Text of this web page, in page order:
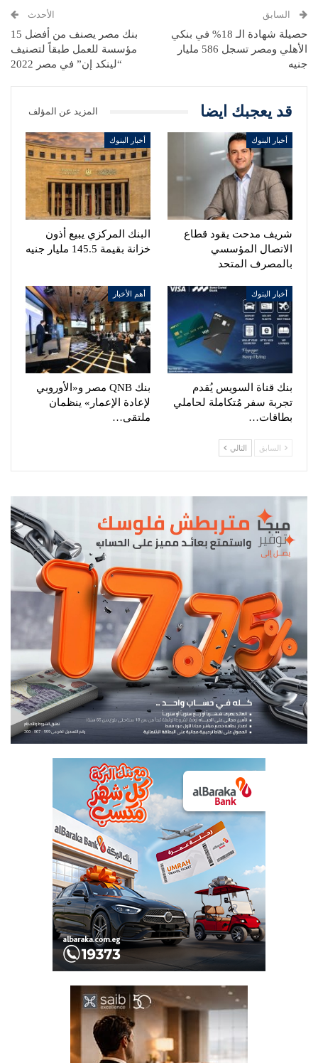
السابق
حصيلة شهادة الـ 18% في بنكي
الأهلي ومصر تسجل 586 مليار
جنيه
الأحدث
بنك مصر يصنف من أفضل 15
مؤسسة للعمل طبقاً لتصنيف
“لينكد إن” في مصر 2022
قد يعجبك ايضا المزيد عن المؤلف
أخبار البنوك
شريف مدحت يقود قطاع
الاتصال المؤسسي
بالمصرف المتحد
أخبار البنوك
البنك المركزي يبيع أذون
خزانة بقيمة 145.5 مليار جنيه
أخبار البنوك
بنك قناة السويس يُقدم
تجربة سفر مُتكاملة لحاملي
بطاقات…
أهم الأخبار
بنك QNB مصر و«الأوروبي
لإعادة الإعمار» ينظمان
ملتقى…
السابق التالي